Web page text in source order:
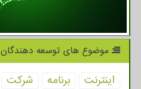
موضوع های توسعه دهندگان
اینترنت برنامه شركت